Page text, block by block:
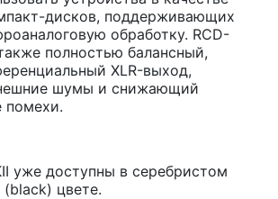
дисков, поддерживающих
обработку. RCD-
полностью балансный,
XLR-выход,
шумы и снижающий
помехи.
уже доступны в серебристом
цвете.